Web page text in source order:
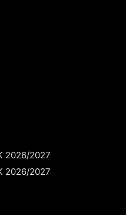
2026/2027
2026/2027